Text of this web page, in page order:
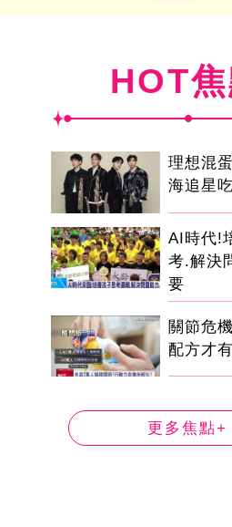
HOT
理想混
海追星
AI時代!
考.解決
要
關節危
配方才
更多焦點+